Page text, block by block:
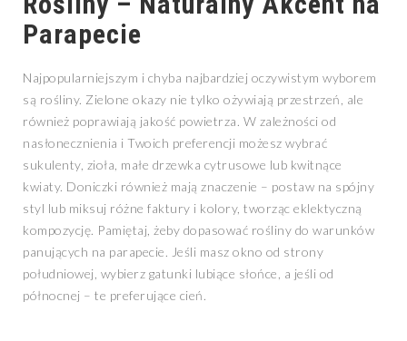
Parapecie
Najpopularniejszym i chyba najbardziej oczywistym wyborem
są rośliny. Zielone okazy nie tylko ożywiają przestrzeń, ale
również poprawiają jakość powietrza. W zależności od
nasłonecznienia i Twoich preferencji możesz wybrać
sukulenty, zioła, małe drzewka cytrusowe lub kwitnące
kwiaty. Doniczki również mają znaczenie – postaw na spójny
styl lub miksuj różne faktury i kolory, tworząc eklektyczną
kompozycję. Pamiętaj, żeby dopasować rośliny do warunków
panujących na parapecie. Jeśli masz okno od strony
południowej, wybierz gatunki lubiące słońce, a jeśli od
północnej – te preferujące cień.